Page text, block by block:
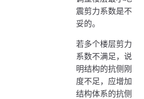
震剪力系数是不
妥的。
若多个楼层剪力
系数不满足，说
明结构的抗侧刚
度不足，应增加
结构体系的抗侧